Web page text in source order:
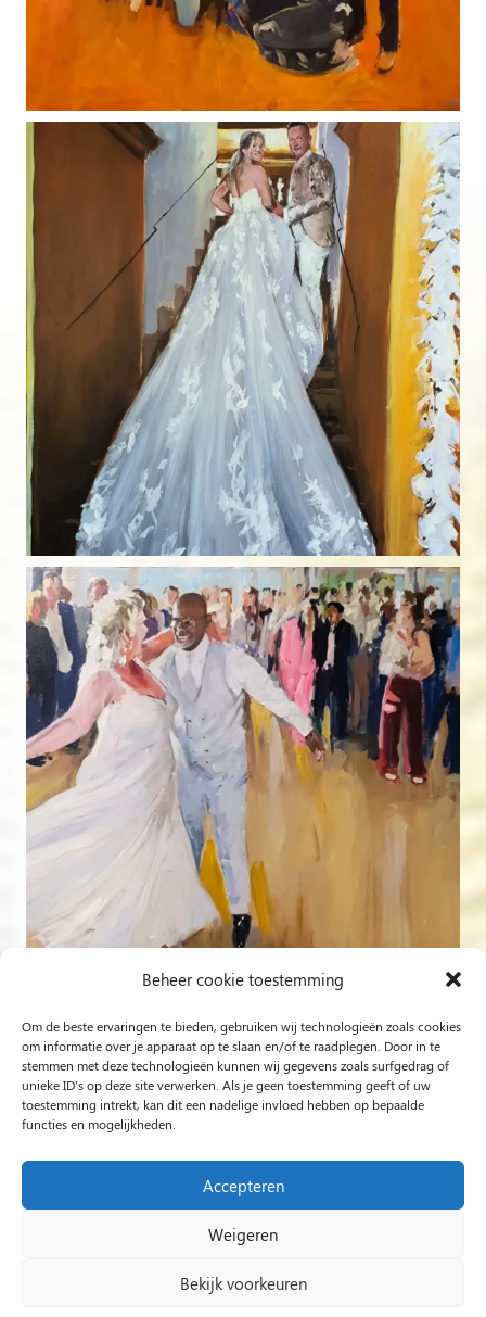
Beheer cookie toestemming
Om de beste ervaringen te bieden, gebruiken wij technologieën zoals cookies
om informatie over je apparaat op te slaan en/of te raadplegen. Door in te
stemmen met deze technologieën kunnen wij gegevens zoals surfgedrag of
unieke ID's op deze site verwerken. Als je geen toestemming geeft of uw
toestemming intrekt, kan dit een nadelige invloed hebben op bepaalde
functies en mogelijkheden.
Accepteren
Weigeren
Bekijk voorkeuren
Volg op Instagram
Rob Jacobs uit ’s-Hertogenbosch is een ‘Plein Air’- en
‘Live Event Painter’, schilderend bewogen door Licht en
Liefde.
2024 Rob Jacobs LIVE EVENT PAINTING / Hosted By
Impact Presentations